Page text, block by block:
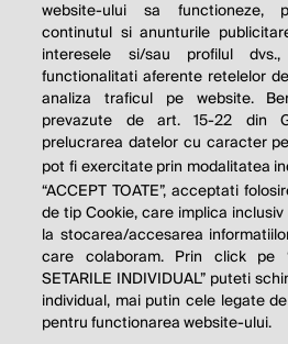
website-ului sa functioneze,
continutul si anunturile
interesele si/sau profilul
functionalitati aferente retelelor
analiza traficul pe website.
prevazute de art. 15-22 din
prelucrarea datelor cu caracter
pot fi exercitate prin modalitatea
“ACCEPT TOATE”, acceptati
de tip Cookie, care implica
la stocarea/accesarea
care colaboram. Prin click pe
SETARILE INDIVIDUAL” puteti
individual, mai putin cele legate
pentru functionarea website-ului.